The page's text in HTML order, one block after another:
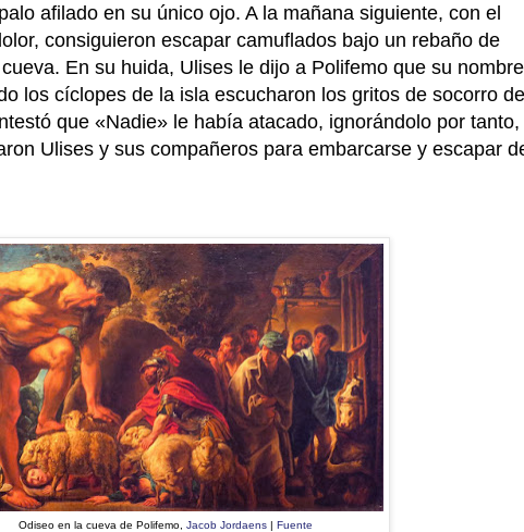
afilado en su único ojo. A la mañana siguiente, con el
consiguieron escapar camuflados bajo un rebaño de
En su huida, Ulises le dijo a Polifemo que su nombre
los cíclopes de la isla escucharon los gritos de socorro de
que «Nadie» le había atacado, ignorándolo por tanto,
Ulises y sus compañeros para embarcarse y escapar
Odiseo en la cueva de Polifemo, Jacob Jordaens | Fuente